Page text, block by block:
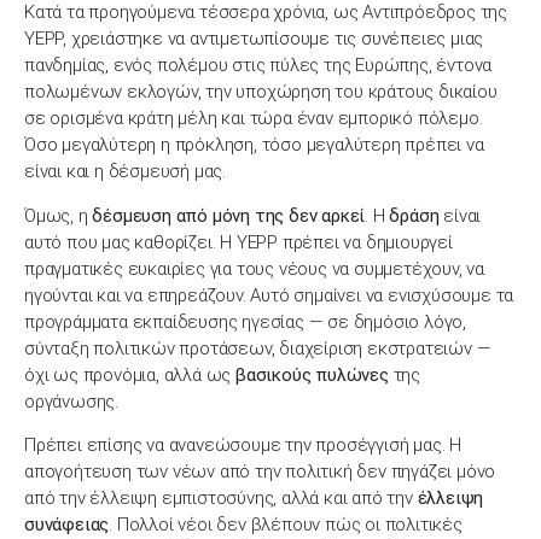
Κατά τα προηγούμενα τέσσερα χρόνια, ως Αντιπρόεδρος της
YEPP, χρειάστηκε να αντιμετωπίσουμε τις συνέπειες μιας
πανδημίας, ενός πολέμου στις πύλες της Ευρώπης, έντονα
πολωμένων εκλογών, την υποχώρηση του κράτους δικαίου
σε ορισμένα κράτη μέλη και τώρα έναν εμπορικό πόλεμο.
Όσο μεγαλύτερη η πρόκληση, τόσο μεγαλύτερη πρέπει να
είναι και η δέσμευσή μας.
Όμως, ηδέσμευση από μόνη της δεν αρκεί. Ηδράση είναι
αυτό που μας καθορίζει. Η YEPP πρέπει να δημιουργεί
πραγματικές ευκαιρίες για τους νέους να συμμετέχουν, να
ηγούνται και να επηρεάζουν. Αυτό σημαίνει να ενισχύσουμε τα
προγράμματα εκπαίδευσης ηγεσίας — σε δημόσιο λόγο,
σύνταξη πολιτικών προτάσεων, διαχείριση εκστρατειών —
όχι ως προνόμια, αλλά ωςβασικούς πυλώνες της
οργάνωσης.
Πρέπει επίσης να ανανεώσουμε την προσέγγισή μας. Η
απογοήτευση των νέων από την πολιτική δεν πηγάζει μόνο
από την έλλειψη εμπιστοσύνης, αλλά και από την έλλειψη
συνάφειας. Πολλοί νέοι δεν βλέπουν πώς οι πολιτικές